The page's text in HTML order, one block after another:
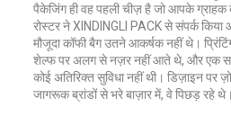
पैकेजिंग ही वह पहली चीज़ है जो आपके
रोस्टर ने XINDINGLI PACK से संपर्क
मौजूदा कॉफी बैग उतने आकर्षक नहीं थे।
शेल्फ पर अलग से नज़र नहीं आते थे, और एक
कोई अतिरिक्त सुविधा नहीं थी। डिज़ाइन पर
जागरूक ब्रांडों से भरे बाज़ार में, वे पिछड़ रहे थे।